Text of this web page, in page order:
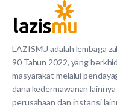
LAZISMU adalah lembaga
90 Tahun 2022, yang
masyarakat melalui
dana kedermawanan
perusahaan dan instansi